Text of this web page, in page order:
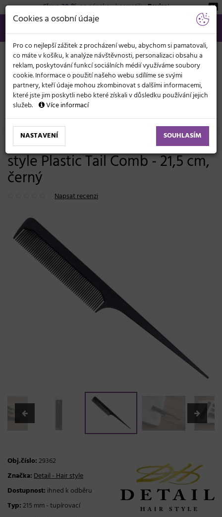
Sleva 20 %na pánskou kosmetikuBeviro!
566 440 099
info@svetkadernictvi.cz
Po−pá: 8−17
Vše o nákupu Kč
KATEGORIE
MENU
Kadeřnické potřeby Hřebeny Tupírovací
Tupírovací hřeben Detail - Hair
style Plastic Tail Comb - 21,5 cm,
černý
Napsat recenzi
Obj.číslo:29362
Značka:Detail - Hair style
Dostupnost: ihned k odběru
Typ:215 mm - tupírovací
Cookies a osobní údaje
Pro co nejlepší zážitek z procházení webu, abychom si pamatovali,
co máte v košíku, k analýze návštěvnosti, personalizaci obsahu a
reklam, poskytování funkcí sociálních médií využíváme soubory
cookie. Informace o použití našeho webu sdílíme se svými
partnery, kteří údaje mohou zkombinovat s dalšími informacemi,
které jste jim poskytli nebo které získali v důsledku používání jejich
služeb.
Více informací
NASTAVENÍ SOUHLASÍM